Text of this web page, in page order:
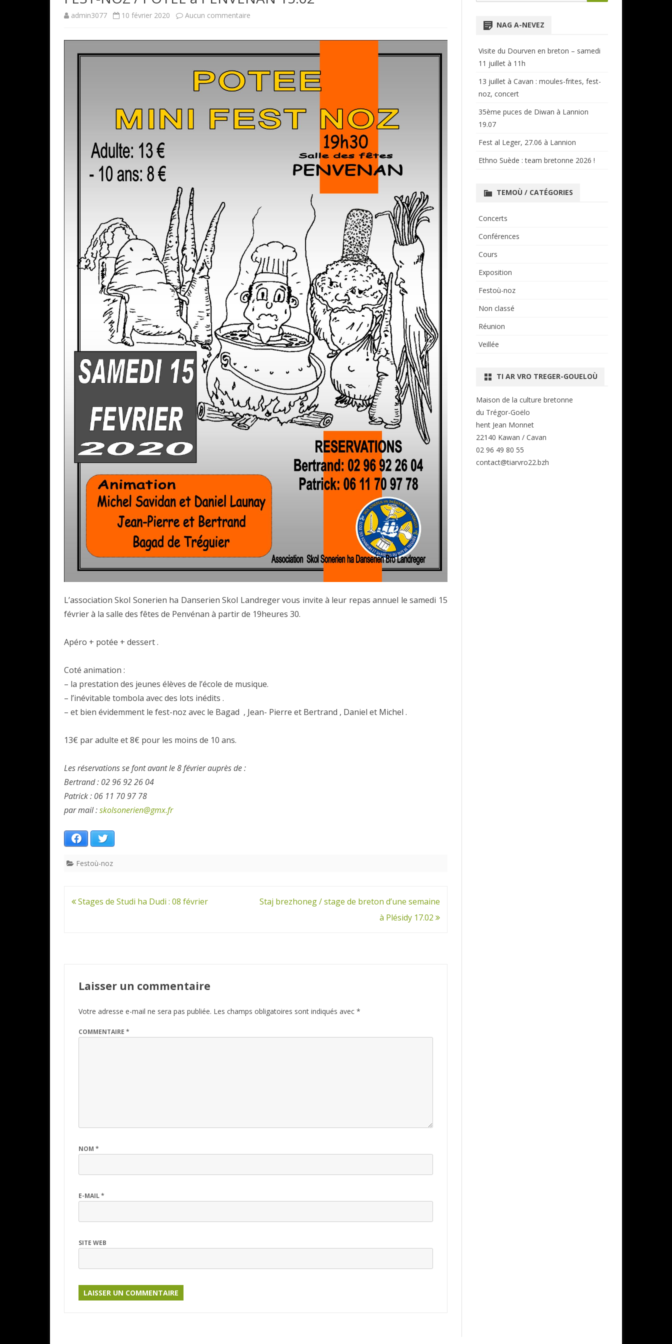
admin3077 10 février 2020 Aucun commentaire
PENVENAN
L’association Skol Sonerien ha Danserien Skol Landreger vous invite à leur repas annuel le samedi 15
février à la salle des fêtes de Penvénan à partir de 19heures 30.
Apéro + potée + dessert .
Coté animation :
– la prestation des jeunes élèves de l’école de musique.
– l’inévitable tombola avec des lots inédits .
– et bien évidemment le fest-noz avec le Bagad , Jean- Pierre et Bertrand , Daniel et Michel .
13€ par adulte et 8€ pour les moins de 10 ans.
Les réservations se font avant le 8 février auprès de :
Bertrand : 02 96 92 26 04
Patrick : 06 11 70 97 78
par mail :skolsonerien@gmx.fr
Facebook
Festoù-noz
Navigation
Stages de Studi ha Dudi : 08 février
Staj brezhoneg / stage de breton d’une semaine
à Plésidy 17.02
Laisser un commentaire
Votre adresse e-mail ne sera pas publiée. Les champs obligatoires sont indiqués avec *
COMMENTAIRE *
NOM *
E-MAIL*
SITE WEB
for:
NAG A-NEVEZ
Visite du Dourven en breton – samedi
11 juillet à 11h
13 juillet à Cavan : moules-frites, fest-
noz, concert
35ème puces de Diwan à Lannion
19.07
Fest al Leger, 27.06 à Lannion
Ethno Suède : team bretonne 2026 !
TEMOÙ / CATÉGORIES
Concerts
Conférences
Cours
Exposition
Festoù-noz
Non classé
Réunion
Veillée
TI AR VRO TREGER-GOUELOÙ
Maison de la culture bretonne
du Trégor-Goëlo
hent Jean Monnet
22140 Kawan / Cavan
02 96 49 80 55
contact@tiarvro22.bzh